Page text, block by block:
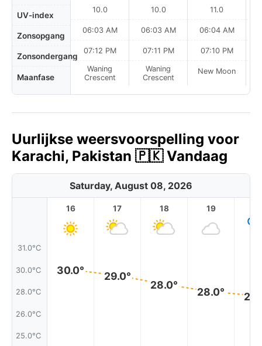
UV-index
Zonsopgang
Zonsondergang
Maanfase
10.0
06:03 AM
07:12 PM
Waning
Crescent
10.0
06:03 AM
07:11 PM
Waning
Crescent
11.0
06:04 AM
07:10 PM
New Moon
Uurlijkse weersvoorspelling voor
Karachi, Pakistan 🇵🇰 Vandaag
Saturday, August 08, 2026
31.0°C
30.0°C
28.0°C
26.0°C
25.0°C
16
30.0°
17
29.0°
18
28.0°
19
28.0°